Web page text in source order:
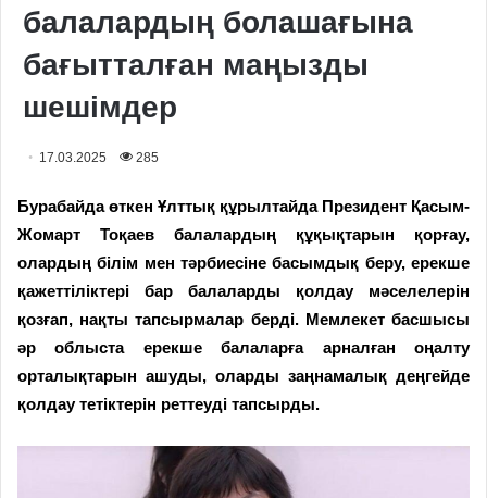
балалардың болашағына
бағытталған маңызды
шешімдер
17.03.2025 285
Бурабайда өткен Ұлттық құрылтайда Президент Қасым-
Жомарт Тоқаев балалардың құқықтарын қорғау,
олардың білім мен тәрбиесіне басымдық беру, ерекше
қажеттіліктері бар балаларды қолдау мәселелерін
қозғап, нақты тапсырмалар берді. Мемлекет басшысы
әр облыста ерекше балаларға арналған оңалту
орталықтарын ашуды, оларды заңнамалық деңгейде
қолдау тетіктерін реттеуді тапсырды.